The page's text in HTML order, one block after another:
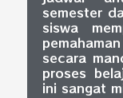
semester
siswa
secara
proses
ini sangat